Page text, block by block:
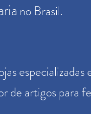
no Brasil.
especializadas
de artigos para